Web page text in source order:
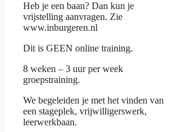
Heb je een baan? Dan kun je
vrijstelling aanvragen. Zie
www.inburgeren.nl
Dit is GEEN online training.
8 weken – 3 uur per week
groepstraining.
We begeleiden je met het vinden van
een stageplek, vrijwilligerswerk,
leerwerkbaan.